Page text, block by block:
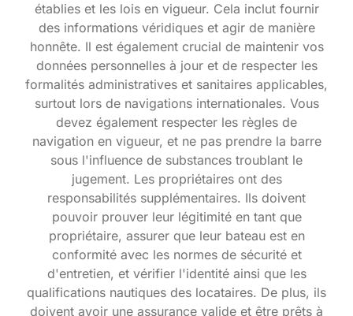
établies et les lois en vigueur. Cela inclut fournir
des informations véridiques et agir de manière
honnête. Il est également crucial de maintenir vos
données personnelles à jour et de respecter les
formalités administratives et sanitaires applicables,
surtout lors de navigations internationales. Vous
devez également respecter les règles de
navigation en vigueur, et ne pas prendre la barre
sous l'influence de substances troublant le
jugement. Les propriétaires ont des
responsabilités supplémentaires. Ils doivent
pouvoir prouver leur légitimité en tant que
propriétaire, assurer que leur bateau est en
conformité avec les normes de sécurité et
d'entretien, et vérifier l'identité ainsi que les
qualifications nautiques des locataires. De plus, ils
doivent avoir une assurance valide et être prêts à